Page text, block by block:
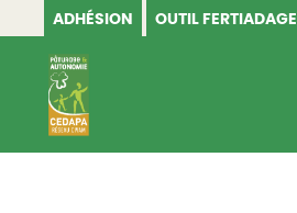
ADHÉSION OUTIL FERTIADAGE
CEDAPA